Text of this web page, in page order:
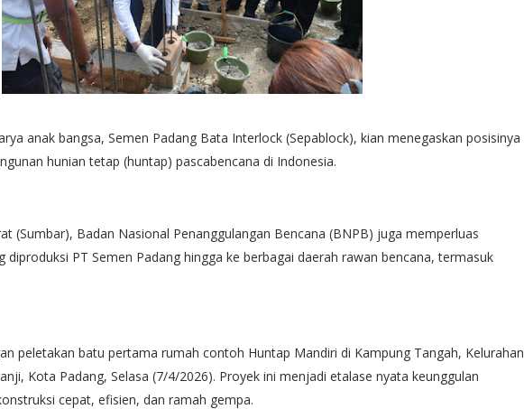
anak bangsa, Semen Padang Bata Interlock (Sepablock), kian menegaskan posisinya
hunian tetap (huntap) pascabencana di Indonesia.
(Sumbar), Badan Nasional Penanggulangan Bencana (BNPB) juga memperluas
diproduksi PT Semen Padang hingga ke berbagai daerah rawan bencana, termasuk
peletakan batu pertama rumah contoh Huntap Mandiri di Kampung Tangah, Kelurahan
Kota Padang, Selasa (7/4/2026). Proyek ini menjadi etalase nyata keunggulan
cepat, efisien, dan ramah gempa.